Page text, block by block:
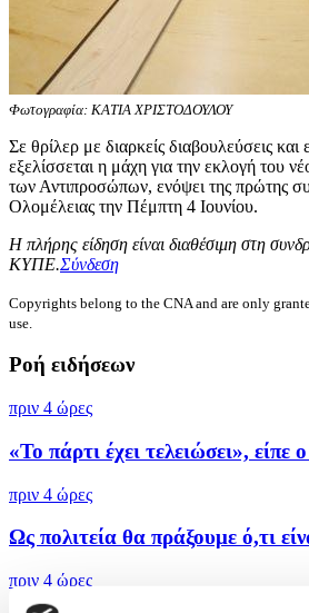
Φωτογραφία: ΚΑΤΙΑ ΧΡΙΣΤΟΔΟΥΛΟΥ
Σε θρίλερ με διαρκείς διαβουλεύσεις και
εξελίσσεται η μάχη για την εκλογή του
των Αντιπροσώπων, ενόψει της πρώτης
Ολομέλειας την Πέμπτη 4 Ιουνίου.
Η πλήρης είδηση είναι διαθέσιμη στη
ΚΥΠΕ.Σύνδεση
Copyrights belong to the CNA and are only
use.
Ροή ειδήσεων
πριν 4 ώρες
«Το πάρτι έχει τελειώσει»,
πριν 4 ώρες
Ως πολιτεία θα πράξουμε ό,τι
πριν 4 ώρες